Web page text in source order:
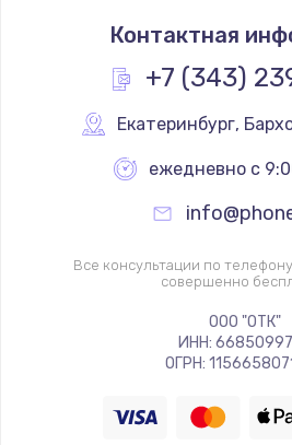
Контактная
+7 (343)
Екатеринбург,
ежедневно с
Все консультации по
совершенно
ООО "ОТК"
ИНН:
ОГРН: